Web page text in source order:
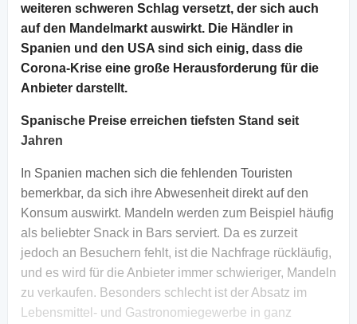
weiteren schweren Schlag versetzt, der sich auch
auf den Mandelmarkt auswirkt. Die Händler in
Spanien und den USA sind sich einig, dass die
Corona-Krise eine große Herausforderung für die
Anbieter darstellt.
Spanische Preise erreichen tiefsten Stand seit
Jahren
In Spanien machen sich die fehlenden Touristen
bemerkbar, da sich ihre Abwesenheit direkt auf den
Konsum auswirkt. Mandeln werden zum Beispiel häufig
als beliebter Snack in Bars serviert. Da es zurzeit
jedoch an Besuchern fehlt, ist die Nachfrage rückläufig,
und es wird für die Anbieter immer schwieriger, Mandeln
zu verkaufen. Besonders schlecht ist der Absatz im
Lebensmittel- und Gastronomiegewerbe in ganz